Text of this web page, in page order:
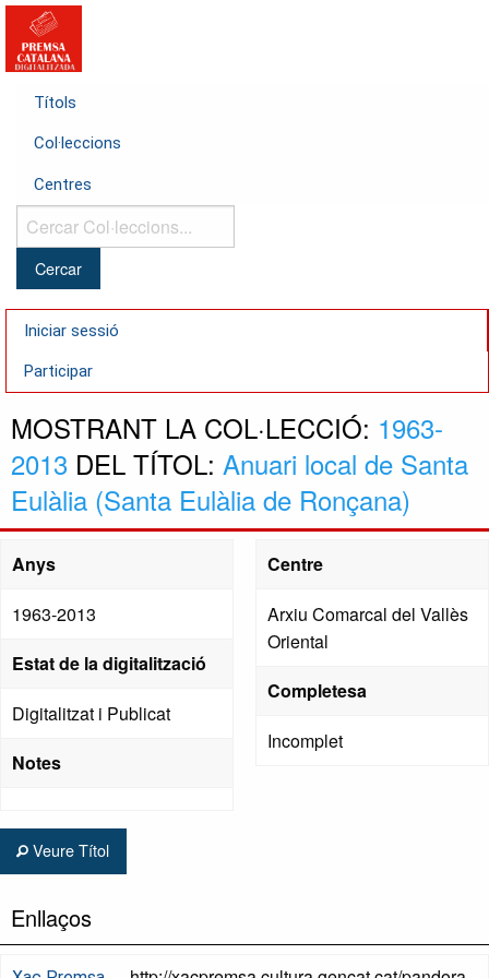
Títols
Col·leccions
Centres
Cercar
Col·leccions...
Iniciar sessió
Participar
MOSTRANT LA COL·LECCIÓ: 1963-
2013 DEL TÍTOL: Anuari local de Santa
Eulàlia (Santa Eulàlia de Ronçana)
Anys
1963-2013
Estat de la digitalització
Digitalitzat i Publicat
Notes
Centre
Arxiu Comarcal del Vallès
Oriental
Completesa
Incomplet
Veure Títol
Enllaços